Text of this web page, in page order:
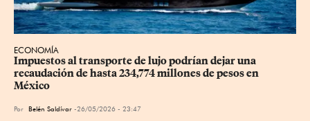
ECONOMÍA
Impuestos al transporte de lujo podrían dejar una
recaudación de hasta 234,774 millones de pesos en
México
Por Belén Saldívar 26/05/2026 - 23:47